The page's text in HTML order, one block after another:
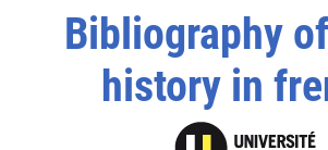
Bibliography
history in